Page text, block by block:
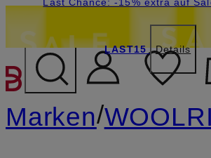
ZUM
LAST15 Details
Marken/